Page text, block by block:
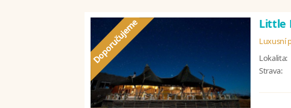
Little
Luxusní
Lokalita:
Strava: